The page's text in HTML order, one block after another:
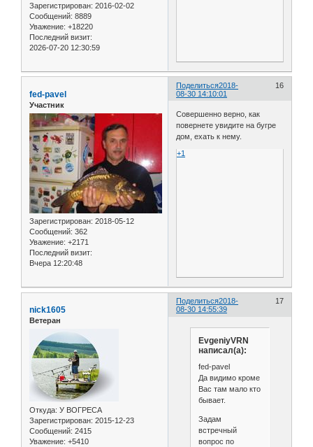
Зарегистрирован: 2016-02-02
Сообщений: 8889
Уважение: +18220
Последний визит:
2026-07-20 12:30:59
Поделиться 16
2018-
08-30 14:10:01
fed-pavel
Участник
Зарегистрирован: 2018-05-12
Сообщений: 362
Уважение: +2171
Последний визит:
Вчера 12:20:48
Совершенно верно, как
повернете увидите на бугре
дом, ехать к нему.
+1
Поделиться 17
2018-
08-30 14:55:39
nick1605
Ветеран
Откуда: У ВОГРЕСА
Зарегистрирован: 2015-12-23
Сообщений: 2415
Уважение: +5410
EvgeniyVRN
написал(а):
fed-pavel
Да видимо кроме
Вас там мало кто
бывает.
Задам
встречный
вопрос по